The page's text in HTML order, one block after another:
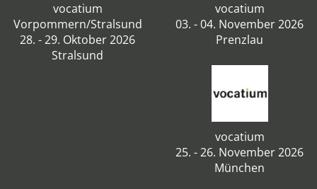
vocatium
Vorpommern/Stralsund
28. - 29. Oktober 2026
Stralsund
vocatium
03. - 04. November 2026
Prenzlau
vocatium
25. - 26. November 2026
München